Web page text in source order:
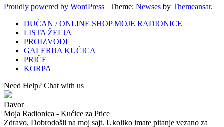
Proudly powered by WordPress | Theme: Newses by Themeansar.
DUĆAN / ONLINE SHOP MOJE RADIONICE
LISTA ŽELJA
PROIZVODI
GALERIJA KUĆICA
PRIČE
KORPA
Need Help? Chat with us
Davor
Moja Radionica - Kućice za Ptice
Zdravo, Dobrodošli na moj sajt. Ukoliko imate pitanje vezano za